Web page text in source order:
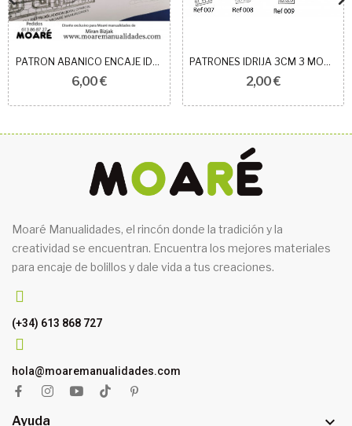
PATRON ABANICO ENCAJE IDRIJA REF 1012
6,00 €
PATRONES IDRIJA 3CM 3 MODELOS
2,00 €
Moaré Manualidades, el rincón donde la tradición y la
creatividad se encuentran. Encuentra los mejores materiales
para encaje de bolillos y dale vida a tus creaciones.
(+34) 613 868 727
hola@moaremanualidades.com
Ayuda 